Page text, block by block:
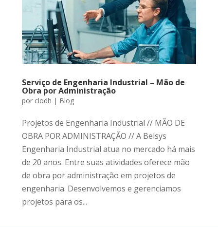
Serviço de Engenharia Industrial – Mão de
Obra por Administração
por clodh | Blog
Projetos de Engenharia Industrial // MÃO DE
OBRA POR ADMINISTRAÇÃO // A Belsys
Engenharia Industrial atua no mercado há mais
de 20 anos. Entre suas atividades oferece mão
de obra por administração em projetos de
engenharia. Desenvolvemos e gerenciamos
projetos para os...